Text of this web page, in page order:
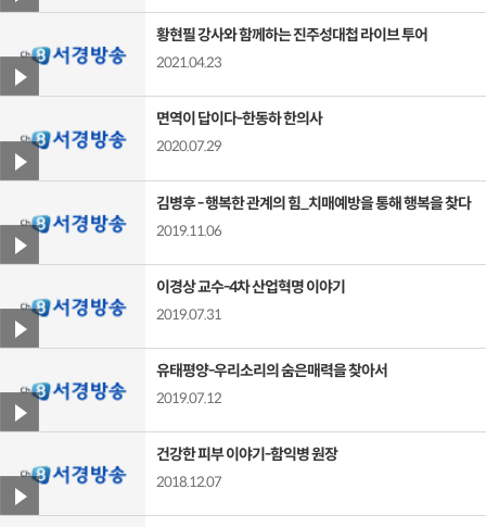
황현필 강사와 함께하는 진주성대첩 라이브 투어
2021.04.23
면역이 답이다-한동하 한의사
2020.07.29
김병후 - 행복한 관계의 힘_치매예방을 통해 행복을 찾다
2019.11.06
이경상 교수-4차 산업혁명 이야기
2019.07.31
유태평양-우리소리의 숨은매력을 찾아서
2019.07.12
건강한 피부 이야기-함익병 원장
2018.12.07